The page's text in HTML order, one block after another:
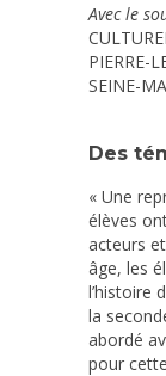
Avec le
PIERRE-
SEINE-
Des
« Une
élèves
acteurs
âge, les
l’histoire
la
abordé
pour